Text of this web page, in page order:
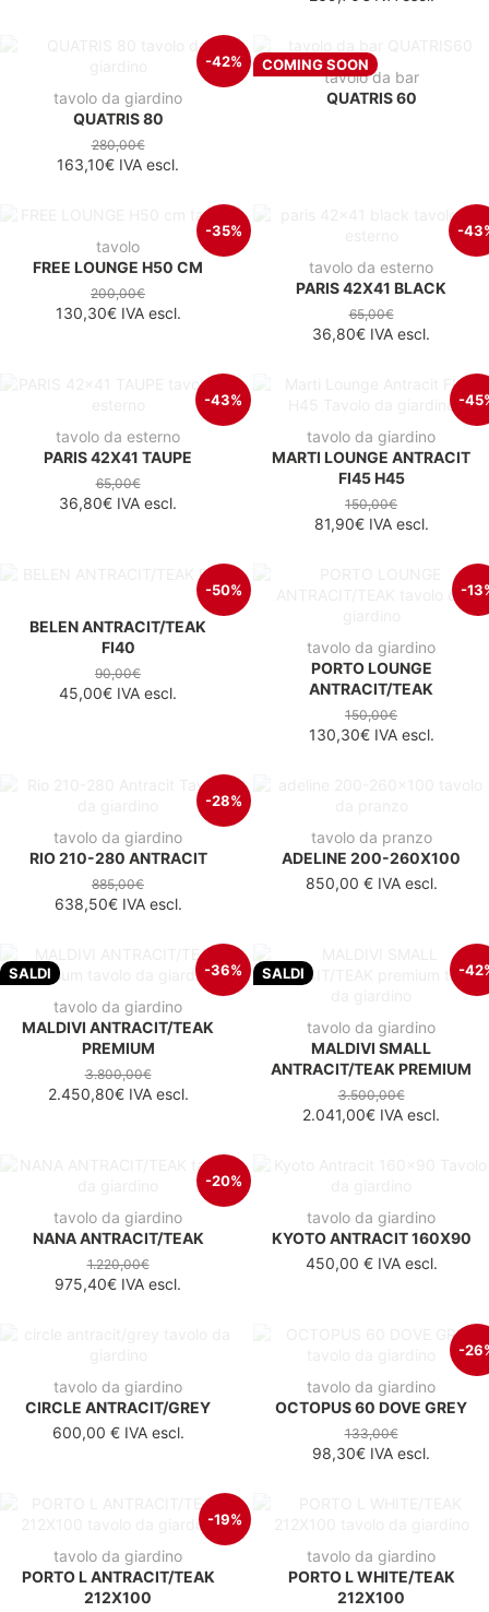
-42%
tavolo da giardino
QUATRIS 80
280,00€
163,10€ IVA escl.
COMING SOON
tavolo da bar
QUATRIS 60
-35%
tavolo
FREE LOUNGE H50 CM
200,00€
130,30€IVA escl.
-
tavolo da esterno
PARIS 42X41 BLACK
65,00€
36,80€ IVA escl.
-43%
tavolo da esterno
PARIS 42X41 TAUPE
65,00€
36,80€ IVA escl.
-
tavolo da giardino
MARTI LOUNGE ANTRACIT
FI45 H45
150,00€
81,90€IVA escl.
-50%
BELEN ANTRACIT/TEAK
FI40
90,00€
45,00€ IVA escl.
-
tavolo da giardino
PORTO LOUNGE
ANTRACIT/TEAK
150,00€
130,30€IVA escl.
-28%
tavolo da giardino
RIO 210-280 ANTRACIT
885,00€
638,50€IVA escl.
tavolo da pranzo
ADELINE 200-260X100
850,00 €IVA escl.
SALDI -36%
tavolo da giardino
MALDIVI ANTRACIT/TEAK
PREMIUM
3.800,00€
2.450,80€IVA escl.
SALDI -
tavolo da giardino
MALDIVI SMALL
ANTRACIT/TEAK PREMIUM
3.500,00€
2.041,00€ IVA escl.
-20%
tavolo da giardino
NANA ANTRACIT/TEAK
1.220,00€
975,40€ IVA escl.
tavolo da giardino
KYOTO ANTRACIT 160X90
450,00 €IVA escl.
tavolo da giardino
CIRCLE ANTRACIT/GREY
600,00 €IVA escl.
-
tavolo da giardino
OCTOPUS 60 DOVE GREY
133,00€
98,30€ IVA escl.
-19%
tavolo da giardino
PORTO L ANTRACIT/TEAK
212X100
tavolo da giardino
PORTO L WHITE/TEAK
212X100